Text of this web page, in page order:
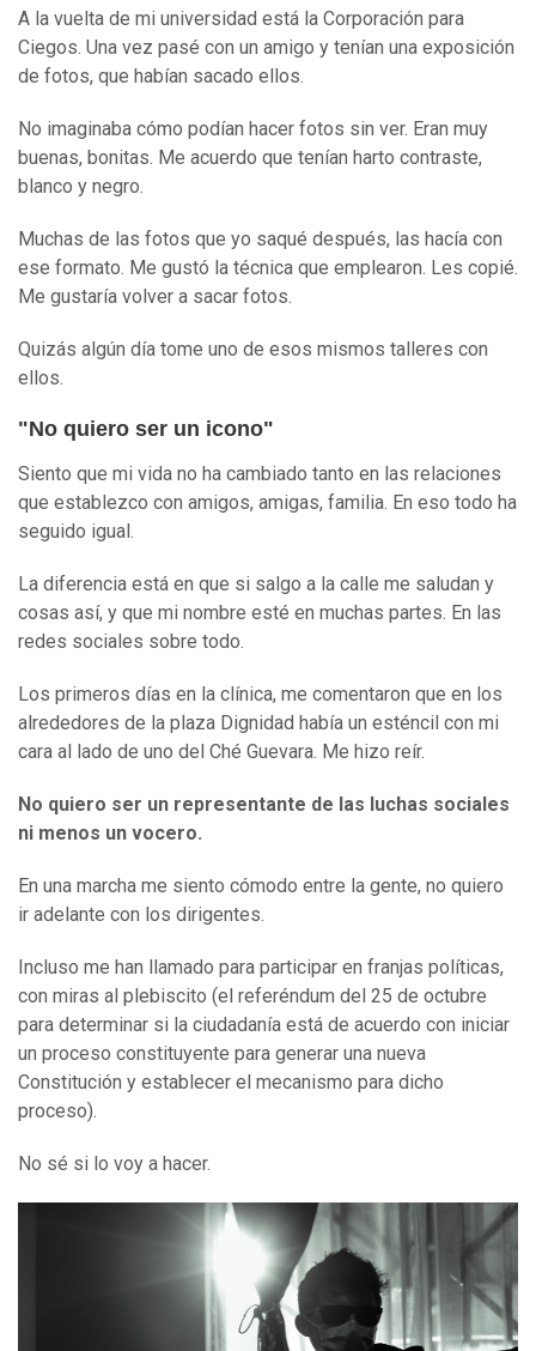
A la vuelta de mi universidad está la Corporación para
Ciegos. Una vez pasé con un amigo y tenían una exposición
de fotos, que habían sacado ellos.
No imaginaba cómo podían hacer fotos sin ver. Eran muy
buenas, bonitas. Me acuerdo que tenían harto contraste,
blanco y negro.
Muchas de las fotos que yo saqué después, las hacía con
ese formato. Me gustó la técnica que emplearon. Les copié.
Me gustaría volver a sacar fotos.
Quizás algún día tome uno de esos mismos talleres con
ellos.
"No quiero ser un icono"
Siento que mi vida no ha cambiado tanto en las relaciones
que establezco con amigos, amigas, familia. En eso todo ha
seguido igual.
La diferencia está en que si salgo a la calle me saludan y
cosas así, y que mi nombre esté en muchas partes. En las
redes sociales sobre todo.
Los primeros días en la clínica, me comentaron que en los
alrededores de la plaza Dignidad había un esténcil con mi
cara al lado de uno del Ché Guevara. Me hizo reír.
No quiero ser un representante de las luchas sociales
ni menos un vocero.
En una marcha me siento cómodo entre la gente, no quiero
ir adelante con los dirigentes.
Incluso me han llamado para participar en franjas políticas,
con miras al plebiscito (el referéndum del 25 de octubre
para determinar si la ciudadanía está de acuerdo con iniciar
un proceso constituyente para generar una nueva
Constitución y establecer el mecanismo para dicho
proceso).
No sé si lo voy a hacer.